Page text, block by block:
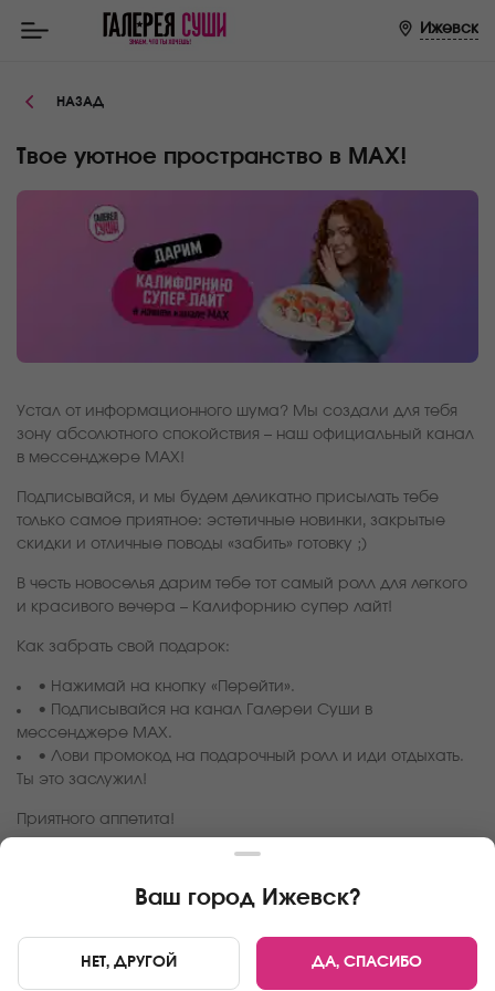
Ижевск
НАЗАД
Твое уютное пространство в MAX!
Устал от информационного шума? Мы создали для тебя
зону абсолютного спокойствия – наш официальный канал
в мессенджере MAX!
Подписывайся, и мы будем деликатно присылать тебе
только самое приятное: эстетичные новинки, закрытые
скидки и отличные поводы «забить» готовку ;)
В честь новоселья дарим тебе тот самый ролл для легкого
и красивого вечера – Калифорнию супер лайт!
Как забрать свой подарок:
• Нажимай на кнопку «Перейти».
• Подписывайся на канал Галереи Суши в
мессенджере MAX.
• Лови промокод на подарочный ролл и иди отдыхать.
Ты это заслужил!
Приятного аппетита!
Ваш город Ижевск?
НЕТ, ДРУГОЙ ДА, СПАСИБО